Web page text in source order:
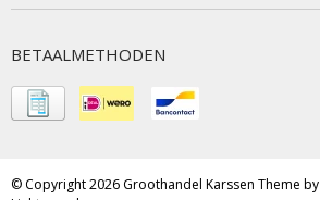
BETAALMETHODEN
© Copyright 2026 Groothandel Karssen Theme by